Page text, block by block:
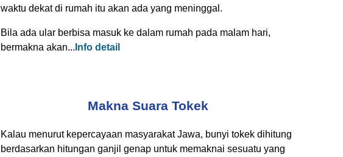
waktu dekat di rumah itu akan ada yang meninggal.
Bila ada ular berbisa masuk ke dalam rumah pada malam hari,
bermakna akan... Info detail
Makna Suara Tokek
Kalau menurut kepercayaan masyarakat Jawa, bunyi tokek dihitung
berdasarkan hitungan ganjil genap untuk memaknai sesuatu yang